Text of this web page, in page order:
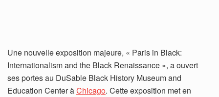
Une nouvelle exposition majeure, « Paris in Black:
Internationalism and the Black Renaissance », a ouvert
ses portes au DuSable Black History Museum and
Education Center àChicago. Cette exposition met en